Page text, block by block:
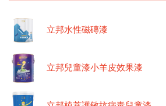
立邦水性磁磚漆
立邦兒童漆小羊皮效果漆